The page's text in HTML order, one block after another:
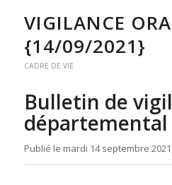
VIGILANCE
{14/09/2021}
CADRE DE VIE
Bulletin de
départemental
Publié le mardi 14 septembre